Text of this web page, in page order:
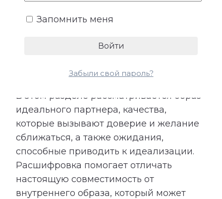
складывается из характера, жизненных
ценностей, прошлого опыта и
партнере. При этом идеальный образ не
реальным человеком рядом.
В этом разделе рассматривается образ
идеального партнера, качества,
которые вызывают доверие и желание
сближаться, а также ожидания,
способные приводить к идеализации.
Расшифровка помогает отличать
настоящую совместимость от
внутреннего образа, который может
Запомнить меня
Забыли свой пароль?